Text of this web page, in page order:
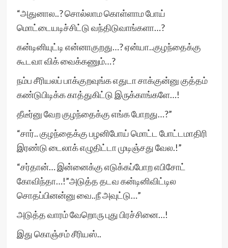
“அதுனால..? சொல்லாம கொள்ளாம போய்
மொட்டையடிச்சிட்டு வந்திடுவாங்களா…?
கன்டினியுட்டி என்னாகுறது…? ஏன்யா..குழந்தைக்கு
கூடவா விக் வைக்கணும்…?
நம்ப சீரியலப் பாக்குறவுங்க எதுடா சாக்குன்னு குத்தம்
கண்டுபிடிக்க காத்துகிட்டு இருக்காங்களே…!
தீடீர்னு வேற குழந்தைக்கு எங்க போறது…?”
“சார்.. குழந்தைக்கு பழனிபோய் மொட்ட போட்டமாதிரி
இரண்டு டைலாக் எழுதிட்டா முடிஞ்சது வேல.!”
“சர்தான்… இன்னைக்கு எடுக்கப்போற எபிசோட்
கோவிந்தா…!”அடுத்த தடவ கன்டினிவிட்டில
சொதப்பினன்னு வை..நீ அவுட்டு…”
அடுத்த வாரம் வேறொரு புது பிரச்சினை…!
இது கொஞ்சம் சீரியஸ்..